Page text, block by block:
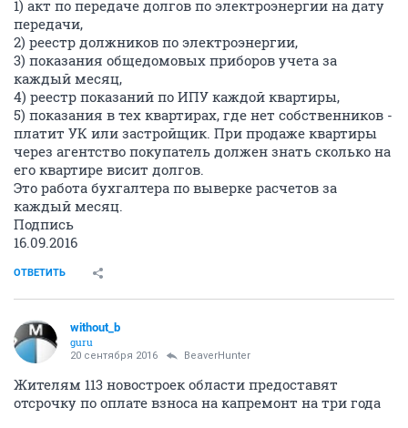
1) акт по передаче долгов по электроэнергии на дату
передачи,
2) реестр должников по электроэнергии,
3) показания общедомовых приборов учета за
каждый месяц,
4) реестр показаний по ИПУ каждой квартиры,
5) показания в тех квартирах, где нет собственников -
платит УК или застройщик. При продаже квартиры
через агентство покупатель должен знать сколько на
его квартире висит долгов.
Это работа бухгалтера по выверке расчетов за
каждый месяц.
Подпись
16.09.2016
ОТВЕТИТЬ
without_b
guru
20 сентября 2016 BeaverHunter
Жителям 113 новостроек области предоставят
отсрочку по оплате взноса на капремонт на три года